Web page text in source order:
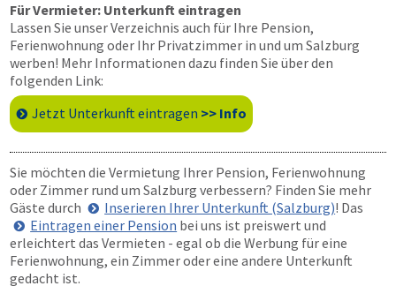
Für Vermieter: Unterkunft eintragen
Lassen Sie unser Verzeichnis auch für Ihre Pension,
Ferienwohnung oder Ihr Privatzimmer in und um Salzburg
werben! Mehr Informationen dazu finden Sie über den
folgenden Link:
Jetzt Unterkunft eintragen >> Info
Sie möchten die Vermietung Ihrer Pension, Ferienwohnung
oder Zimmer rund um Salzburg verbessern? Finden Sie mehr
Gäste durch
Inserieren Ihrer Unterkunft (Salzburg)! Das
Eintragen einer Pension bei uns ist preiswert und
erleichtert das Vermieten - egal ob die Werbung für eine
Ferienwohnung, ein Zimmer oder eine andere Unterkunft
gedacht ist.